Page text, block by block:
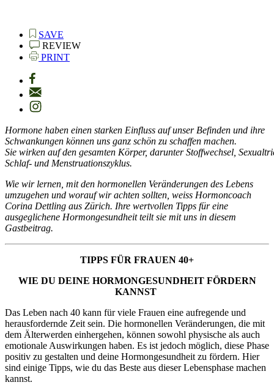
SAVE
REVIEW
PRINT
Hormone haben einen starken Einfluss auf unser Befinden und ihre
Schwankungen können uns ganz schön zu schaffen machen.
Sie wirken auf den gesamten Körper, darunter Stoffwechsel,
Schlaf- und Menstruationszyklus.
Wie wir lernen, mit den hormonellen Veränderungen des Lebens
umzugehen und worauf wir achten sollten, weiss Hormoncoach
Corina Dettling aus Zürich. Ihre wertvollen Tipps für eine
ausgeglichene Hormongesundheit teilt sie mit uns in diesem
Gastbeitrag.
TIPPS FÜR FRAUEN 40+
WIE DU DEINE HORMONGESUNDHEIT FÖRDERN
KANNST
Das Leben nach 40 kann für viele Frauen eine aufregende und
herausfordernde Zeit sein. Die hormonellen Veränderungen, die mit
dem Älterwerden einhergehen, können sowohl physische als auch
emotionale Auswirkungen haben. Es ist jedoch möglich, diese Phase
positiv zu gestalten und deine Hormongesundheit zu fördern. Hier
sind einige Tipps, wie du das Beste aus dieser Lebensphase machen
kannst.